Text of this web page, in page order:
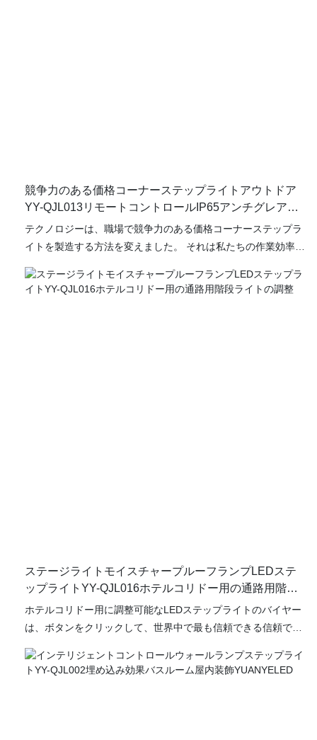
競争力のある価格コーナーステップライトアウトドア
YY-QJL013リモートコントロールIP65アンチグレアガ
ーデンランプYUANYELED
テクノロジーは、職場で競争力のある価格コーナーステップラ
イトを製造する方法を変えました。 それは私たちの作業効率を
店、オフィス、ホリデーデコレーション、ショッピングモール
ステージライトモイスチャープルーフランプLEDステ
ップライトYY-QJL016ホテルコリドー用の通路用階段
ライトの調整
ホテルコリドー用に調整可能なLEDステップライトのバイヤー
は、ボタンをクリックして、世界中で最も信頼できる信頼でき
ようになりました。 バイヤーは、世界中のどこでも顧客に製品